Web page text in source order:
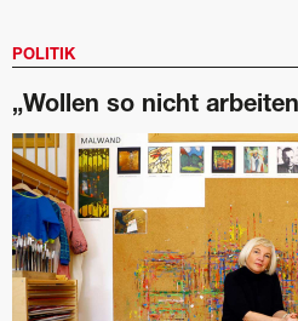
POLITIK
„Wollen so nicht